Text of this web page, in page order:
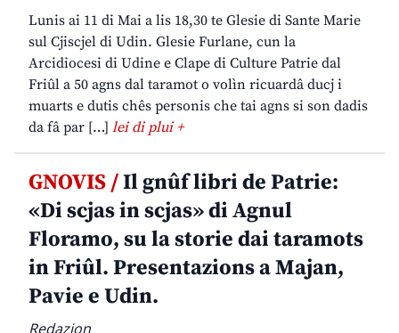
Lunis ai 11 di Mai a lis 18,30 te Glesie di Sante Marie
sul Cjiscjel di Udin. Glesie Furlane, cun la
Arcidiocesi di Udine e Clape di Culture Patrie dal
Friûl a 50 agns dal taramot o volìn ricuardâ ducj i
muarts e dutis chês personis che tai agns si son dadis
da fâ par […] lei di plui +
GNOVIS /Il gnûf libri de Patrie:
«Di scjas in scjas» di Agnul
Floramo, su la storie dai taramots
in Friûl. Presentazions a Majan,
Pavie e Udin.
Redazion